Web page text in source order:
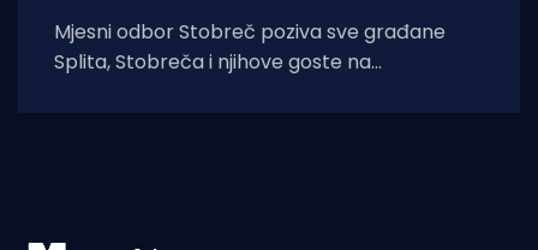
Mjesni odbor Stobreč poziva sve građane
Splita, Stobreča i njihove goste na